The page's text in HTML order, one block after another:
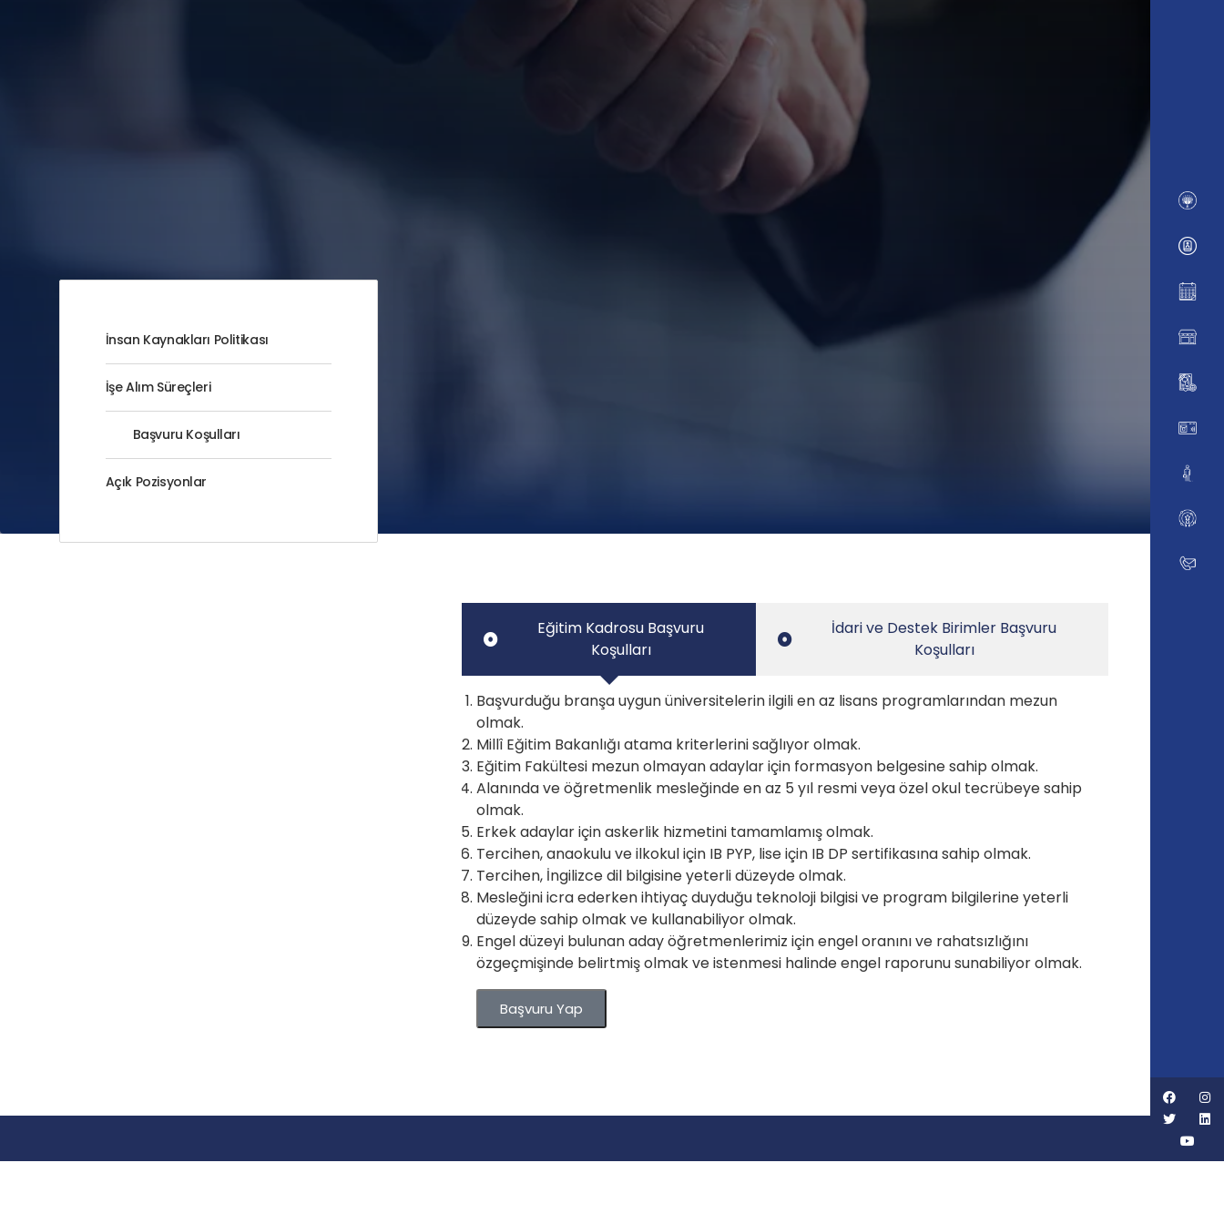
İnsan Kaynakları Politikası
İşe Alım Süreçleri
Başvuru Koşulları
Açık Pozisyonlar
Eğitim Kadrosu Başvuru
Koşulları
İdari ve Destek Birimler Başvuru
Koşulları
Başvurduğu branşa uygun üniversitelerin ilgili en az lisans programlarından mezun
olmak.
Millî Eğitim Bakanlığı atama kriterlerini sağlıyor olmak.
Eğitim Fakültesi mezun olmayan adaylar için formasyon belgesine sahip olmak.
Alanında ve öğretmenlik mesleğinde en az 5 yıl resmi veya özel okul tecrübeye sahip
olmak.
Erkek adaylar için askerlik hizmetini tamamlamış olmak.
Tercihen, anaokulu ve ilkokul için IB PYP, lise için IB DP sertifikasına sahip olmak.
Tercihen, İngilizce dil bilgisine yeterli düzeyde olmak.
Mesleğini icra ederken ihtiyaç duyduğu teknoloji bilgisi ve program bilgilerine yeterli
düzeyde sahip olmak ve kullanabiliyor olmak.
Engel düzeyi bulunan aday öğretmenlerimiz için engel oranını ve rahatsızlığını
özgeçmişinde belirtmiş olmak ve istenmesi halinde engel raporunu sunabiliyor olmak.
Başvuru Yap